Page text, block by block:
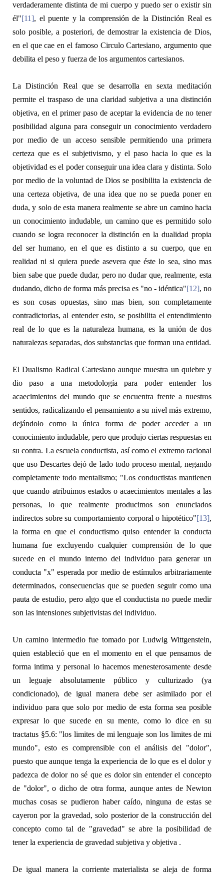
verdaderamente distinta de mi cuerpo y puedo ser o existir sin
él"[11], el puente y la comprensión de la Distinción Real es
solo posible, a posteriori, de demostrar la existencia de Dios,
en el que cae en el famoso Circulo Cartesiano,argumento que
debilita el peso y fuerza de los argumentos cartesianos.
LaDistinción Real que se desarrolla en sexta meditación
permite el traspaso de una claridad subjetiva a una distinción
objetiva, en el primer paso de aceptar la evidencia de no tener
posibilidad alguna para conseguir un conocimiento verdadero
por medio de un acceso sensible permitiendo una primera
certeza que es el subjetivismo, y el paso hacia lo que es la
objetividad es el poder conseguir unaidea clara y distinta. Solo
por medio de la voluntad de Dios se posibilita la existencia de
una certeza objetiva, de una idea que no se pueda poner en
duda, y solo de esta manera realmente se abre un camino hacia
un conocimiento indudable, un camino que es permitido solo
cuando se logra reconocer la distinción en la dualidad propia
del ser humano, en el que es distinto a su cuerpo, que en
realidad ni si quiera puede asevera que éste lo sea, sino mas
bien sabe que puede dudar, pero no dudar que, realmente, esta
dudando, dicho de forma más precisa es "no - idéntica"[12], no
es son cosas opuestas, sino mas bien, son completamente
contradictorias, al entender esto, se posibilita el entendimiento
real de lo que es la naturaleza humana, es la unión de dos
naturalezas separadas, dos substancias que forman una entidad.
El Dualismo Radical Cartesiano aunque muestra un quiebre y
dio paso a una metodología para poder entender los
acaecimientos del mundo que se encuentra frente a nuestros
sentidos, radicalizando el pensamiento a su nivel más extremo,
dejándolo como la única forma de poder acceder a un
conocimiento indudable, pero que produjo ciertas respuestas en
su contra. La escuela conductista, así como el extremo racional
que uso Descartes dejó de lado todo proceso mental, negando
completamente todo mentalismo; "Los conductistas mantienen
que cuando atribuimos estados o acaecimientos mentales a las
personas, lo que realmente producimos son enunciados
indirectos sobre su comportamiento corporal o hipotético"[13],
la forma en que el conductismo quiso entender la conducta
humana fue excluyendo cualquier comprensión de lo que
sucede en el mundo interno del individuo para generar un
conducta "x" esperada por medio de estímulos arbitrariamente
determinados, consecuencias que se pueden seguir como una
pauta de estudio, pero algo que el conductista no puede medir
son las intensiones subjetivistas del individuo.
Un camino intermedio fue tomado por Ludwig Wittgenstein,
quien estableció que en el momento en el que pensamos de
forma intima y personal lo hacemos menesterosamente desde
un leguaje absolutamente público y culturizado (ya
condicionado), de igual manera debe ser asimilado por el
individuo para que solo por medio de esta forma sea posible
expresar lo que sucede en su mente, como lo dice en su
tractatus §5.6: "los limites de mi lenguaje son los limites de mi
mundo", esto es comprensible con el análisis del "dolor",
puesto que aunque tenga la experiencia de lo que es el dolor y
padezca de dolor no sé que es dolor sin entender el concepto
de "dolor", o dicho de otra forma, aunque antes de Newton
muchas cosas se pudieron haber caído, ninguna de estas se
cayeron por la gravedad, solo posterior de la construcción del
concepto como tal de "gravedad" se abre la posibilidad de
tener la experiencia de gravedad subjetiva y objetiva .
De igual manera la corriente materialista se aleja de forma